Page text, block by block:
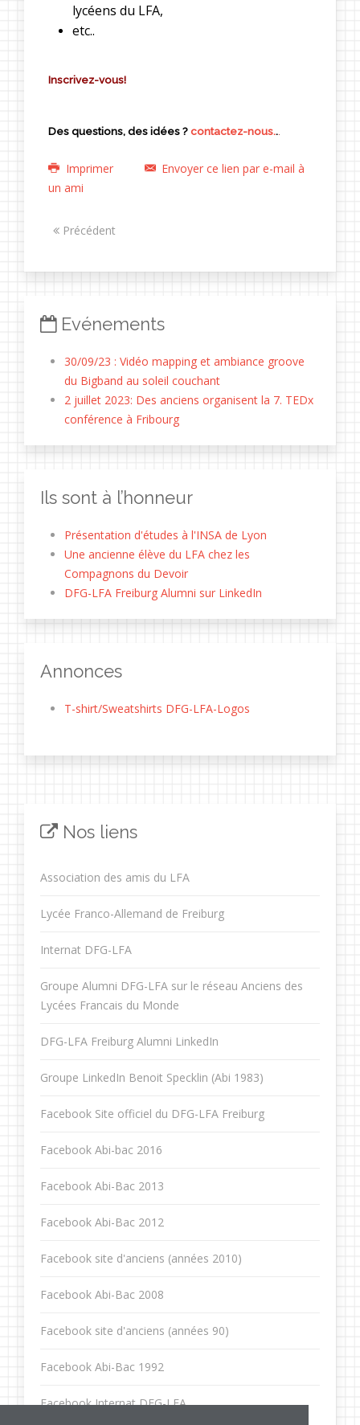
lycéens du LFA,
etc..
Inscrivez-vous!
Des questions, des idées ?contactez-nous..
Imprimer
Envoyer ce lien par e-mail à
un ami
Précédent
Evénements
30/09/23 : Vidéo mapping et ambiance groove
du Bigband au soleil couchant
2 juillet 2023: Des anciens organisent la 7. TEDx
conférence à Fribourg
Ils sont à l’honneur
Présentation d'études à l'INSA de Lyon
Une ancienne élève du LFA chez les
Compagnons du Devoir
DFG-LFA Freiburg Alumni sur LinkedIn
Annonces
T-shirt/Sweatshirts DFG-LFA-Logos
Nos liens
Association des amis du LFA
Lycée Franco-Allemand de Freiburg
Internat DFG-LFA
Groupe Alumni DFG-LFA sur le réseau Anciens des
Lycées Francais du Monde
DFG-LFA Freiburg Alumni LinkedIn
Groupe LinkedIn Benoit Specklin (Abi 1983)
Facebook Site officiel du DFG-LFA Freiburg
Facebook Abi-bac 2016
Facebook Abi-Bac 2013
Facebook Abi-Bac 2012
Facebook site d'anciens (années 2010)
Facebook Abi-Bac 2008
Facebook site d'anciens (années 90)
Facebook Abi-Bac 1992
Facebook Internat DFG-LFA